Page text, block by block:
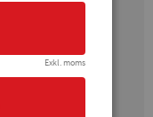
Exkl. moms